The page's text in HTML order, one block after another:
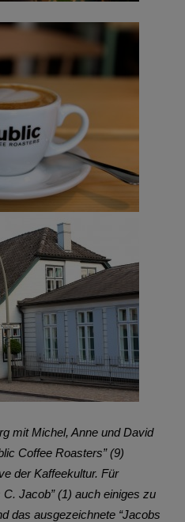
mit Michel, Anne und David
Coffee Roasters” (9)
der Kaffeekultur. Für
Jacob” (1) auch einiges zu
das ausgezeichnete “Jacobs